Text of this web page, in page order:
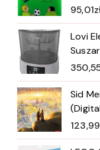
95,01
Lovi
Sid
123,99